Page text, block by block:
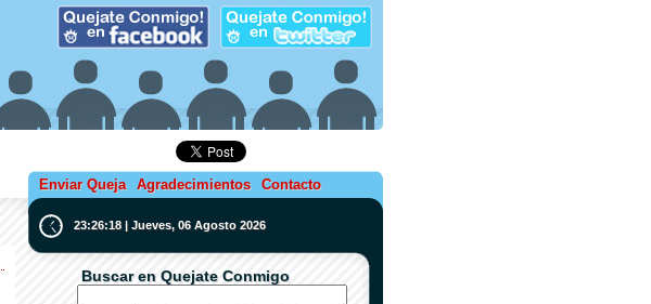
Enviar Queja Agradecimientos Contacto
23:26:18 | Jueves, 06 Agosto 2026
Buscar en Quejate Conmigo